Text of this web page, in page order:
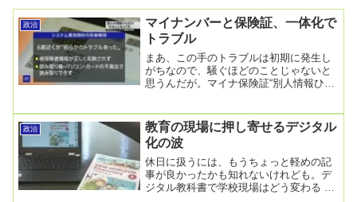
政治
マイナンバーと保険証、一体化で
トラブル
まあ、この手のトラブルは初期に発生し
がちなので、騒ぐほどのことじゃないと
思うんだが。マイナ保険証“別人情報ひも
政治
教育の現場に押し寄せるデジタル
化の波
休日に扱うには、もうちょっと軽めの記
事が良かったかも知れないけれども。デ
ジタル教科書で学校現場はどう変わる メ